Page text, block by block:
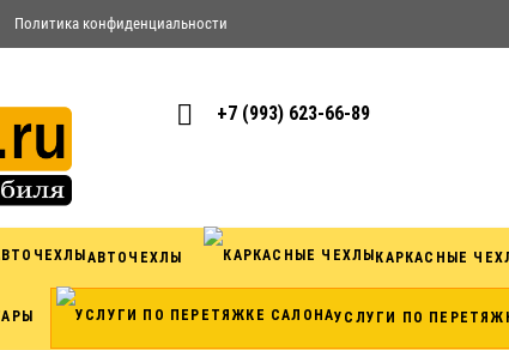
Политика конфиденциальности
+7 (993) 623-66-89
АВТОЧЕХЛЫ КАРКАСНЫЕ
УСЛУГИ ПО